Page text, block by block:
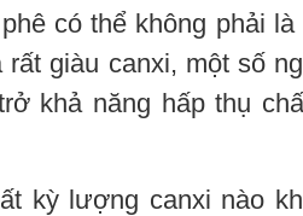
có thể không phải
rất giàu canxi, một số
khả năng hấp thụ
kỳ lượng canxi nào